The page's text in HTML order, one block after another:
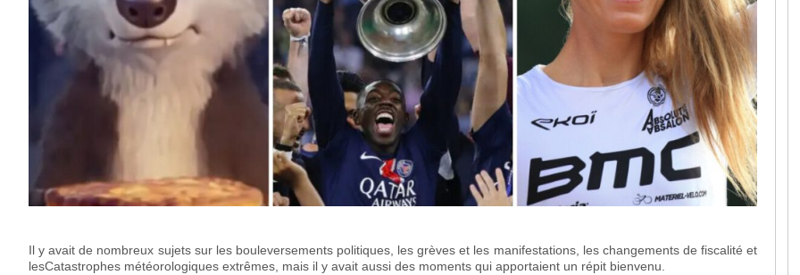
Il y avait de nombreux sujets sur les bouleversements politiques, les grèves et les manifestations, les changements de fiscalité et
lesCatastrophes météorologiques extrêmes, mais il y avait aussi des moments qui apportaient un répit bienvenu.